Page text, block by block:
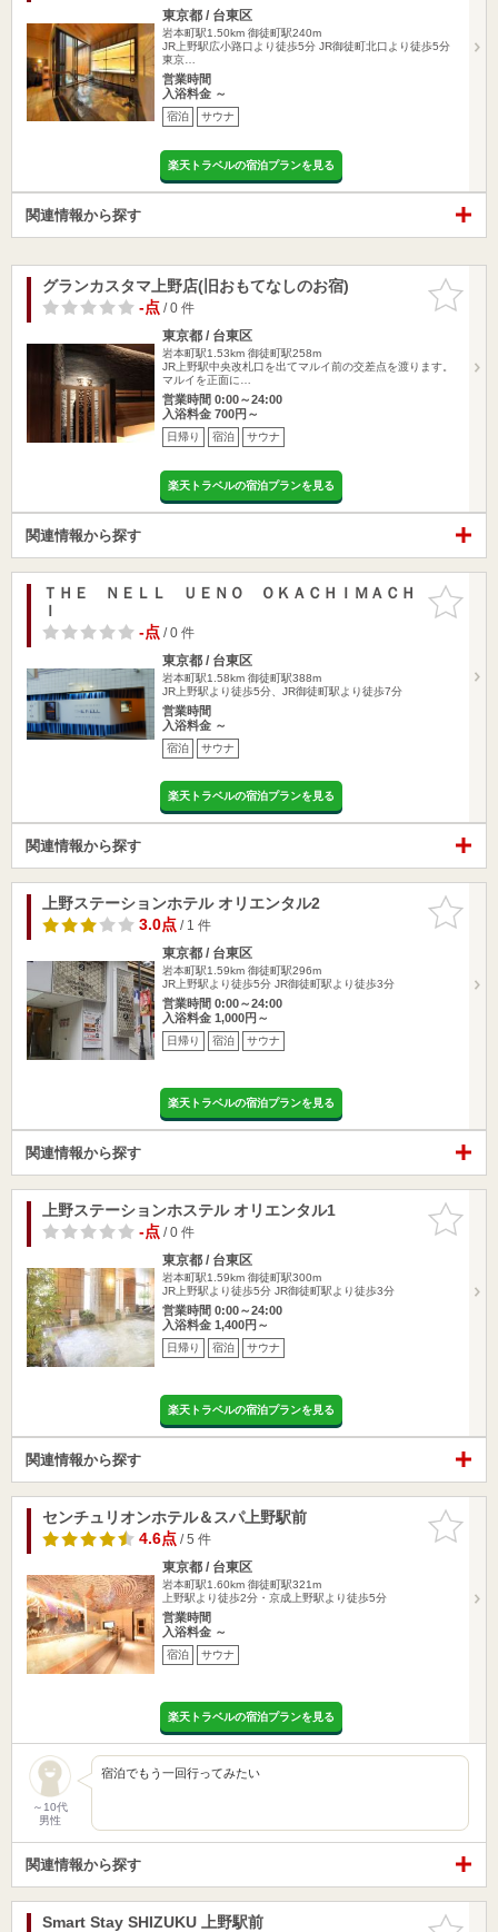
東京都 / 台東区
岩本町駅1.50km 御徒町駅240m
JR上野駅広小路口より徒歩5分 JR御徒町北口より徒歩5分
東京…
営業時間
入浴料金 ～
宿泊 サウナ
楽天トラベルの宿泊プランを見る
関連情報から探す
お気に入
りに追加
グランカスタマ上野店(旧おもてなしのお宿)
-点/ 0 件
東京都 / 台東区
岩本町駅1.53km 御徒町駅258m
JR上野駅中央改札口を出てマルイ前の交差点を渡ります。
マルイを正面に…
営業時間 0:00～24:00
入浴料金 700円～
日帰り 宿泊 サウナ
楽天トラベルの宿泊プランを見る
関連情報から探す
お気に入
りに追加
ＴＨＥ ＮＥＬＬ ＵＥＮＯ ＯＫＡＣＨＩＭＡＣＨ
Ｉ
-点/ 0 件
東京都 / 台東区
岩本町駅1.58km 御徒町駅388m
JR上野駅より徒歩5分、JR御徒町駅より徒歩7分
営業時間
入浴料金 ～
宿泊 サウナ
楽天トラベルの宿泊プランを見る
関連情報から探す
お気に入
りに追加
上野ステーションホテル オリエンタル2
3.0点/ 1 件
東京都 / 台東区
岩本町駅1.59km 御徒町駅296m
JR上野駅より徒歩5分 JR御徒町駅より徒歩3分
営業時間 0:00～24:00
入浴料金 1,000円～
日帰り 宿泊 サウナ
楽天トラベルの宿泊プランを見る
関連情報から探す
お気に入
りに追加
上野ステーションホステル オリエンタル1
-点/ 0 件
東京都 / 台東区
岩本町駅1.59km 御徒町駅300m
JR上野駅より徒歩5分 JR御徒町駅より徒歩3分
営業時間 0:00～24:00
入浴料金 1,400円～
日帰り 宿泊 サウナ
楽天トラベルの宿泊プランを見る
関連情報から探す
お気に入
りに追加
センチュリオンホテル＆スパ上野駅前
4.6点/ 5 件
東京都 / 台東区
岩本町駅1.60km 御徒町駅321m
上野駅より徒歩2分・京成上野駅より徒歩5分
営業時間
入浴料金 ～
宿泊 サウナ
楽天トラベルの宿泊プランを見る
～10代
男性
宿泊でもう一回行ってみたい
関連情報から探す
お気に入
Smart Stay SHIZUKU 上野駅前